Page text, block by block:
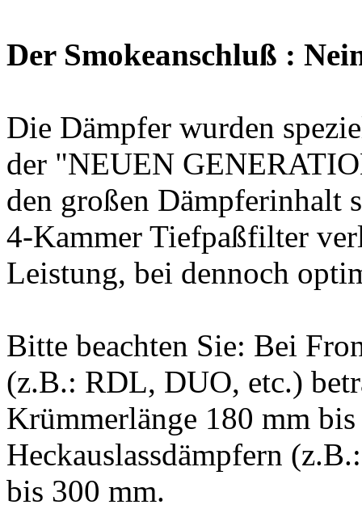
Der Smokeanschluß :
Die Dämpfer wurden
der "NEUEN
den großen Dämpferinhalt
4-Kammer Tiefpaßfilter
Leistung, bei dennoch
Bitte beachten Sie: Bei
(z.B.: RDL, DUO, etc.)
Krümmerlänge 180 mm
Heckauslassdämpfern
bis 300 mm.